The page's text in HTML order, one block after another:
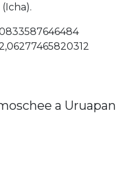
a Uruapan